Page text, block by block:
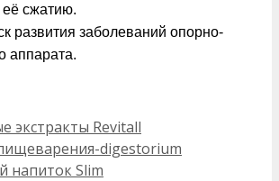
её сжатию.
развития заболеваний опорно-
аппарата.
экстракты Revitall
digestorium
напиток Slim